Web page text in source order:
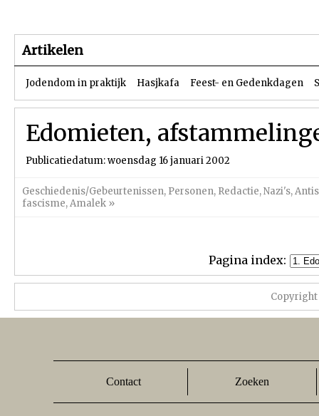
Artikelen
Jodendom in praktijk Hasjkafa Feest- en Gedenkdagen
Edomieten,
Publicatiedatum: woensdag 16 januari 2002
Geschiedenis/Gebeurtenissen, Personen, Redactie,Nazi's,
fascisme,Amalek »
Pagina index:
Contact Zoeken